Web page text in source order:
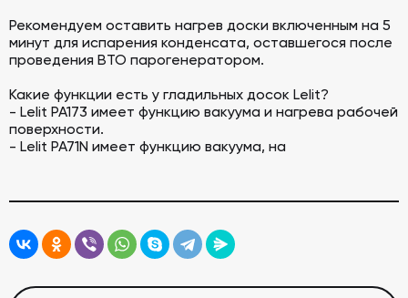
Рекомендуем оставить нагрев доски включенным на 5
минут для испарения конденсата, оставшегося после
проведения ВТО парогенератором.
Какие функции есть у гладильных досок Lelit?
- Lelit PA173 имеет функцию вакуума и нагрева рабочей
поверхности.
- Lelit PA71N имеет функцию вакуума, на